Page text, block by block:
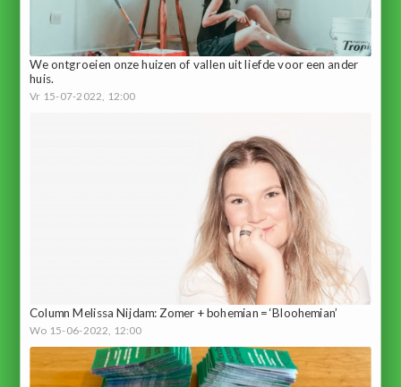
We ontgroeien onze huizen of vallen uit liefde voor een ander
huis.
Vr 15-07-2022, 12:00
Column Melissa Nijdam: Zomer + bohemian = ‘Bloohemian’
Wo 15-06-2022, 12:00